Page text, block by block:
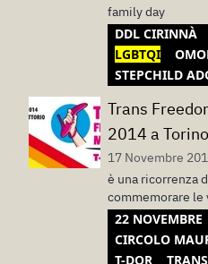
family day
DDL CIRINNÀ
LGBTQI
STEPCHILD
Trans
2014 a Torino
17 Novembre
è una ricorrenza
commemorare
22 NOVEMBRE
CIRCOLO
T-DOR